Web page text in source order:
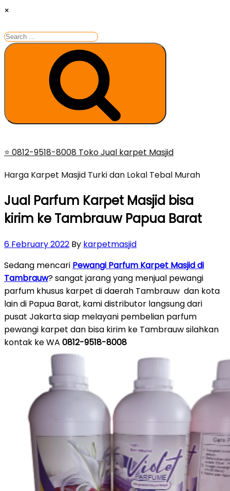
×
Search
for:
Search
Skip
content
⭐ 0812-9518-8008 Toko Jual karpet Masjid
Harga Karpet Masjid Turki dan Lokal Tebal Murah
Jual Parfum Karpet Masjid bisa
kirim ke Tambrauw Papua Barat
Posted
6 February 2022 By karpetmasjid
Sedang mencari Pewangi Parfum Karpet Masjid di
Tambrauw? sangat jarang yang menjual pewangi
parfum khusus karpet di daerah Tambrauw dan kota
lain di Papua Barat, kami distributor langsung dari
pusat Jakarta siap melayani pembelian parfum
pewangi karpet dan bisa kirim ke Tambrauw silahkan
kontak ke WA 0812-9518-8008